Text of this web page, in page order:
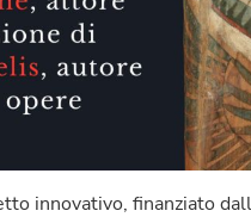
innovativo, finanziato